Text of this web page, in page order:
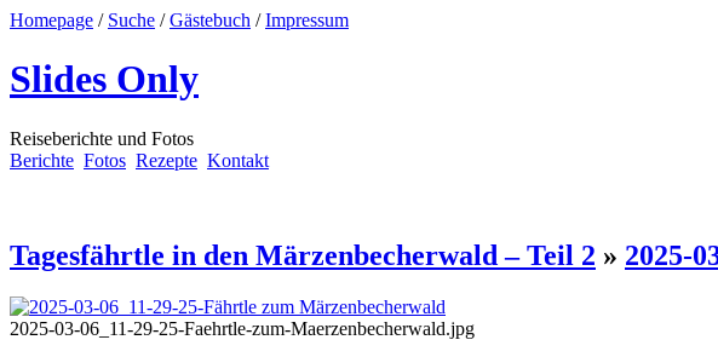
Homepage / Suche /Gästebuch /Impressum
Slides Only
Reiseberichte und Fotos
Berichte Fotos Rezepte Kontakt
Tagesfährtle in den Märzenbecherwald – Teil 2 » 2025-
2025-03-06_11-29-25-Faehrtle-zum-Maerzenbecherwald.jpg